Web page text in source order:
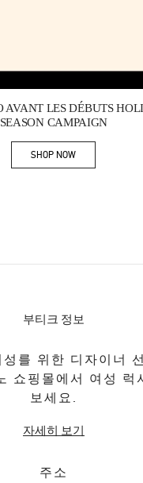
Link Opens
AVANT LES DÉBUTS
SEASON CAMPAIGN
SHOP NOWLink Opens in New Tab
부티크 정보
를 위한 디자이너
쇼핑몰에서 여성 럭
보세요.
자세히 보기
주소